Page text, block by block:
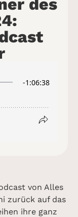
des
von Alles
zurück auf das
ihre ganz